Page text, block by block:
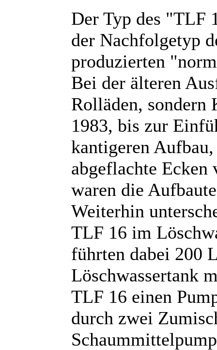
Der Typ des "TLF
der Nachfolgetyp
produzierten
Bei der älteren
Rolläden, sondern
1983, bis zur
kantigeren
abgeflachte
waren die
Weiterhin
TLF 16 im
führten dabei 200
Löschwassertank
TLF 16 einen
durch zwei